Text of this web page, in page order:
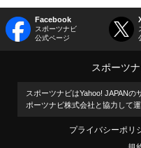
Facebook
スポーツナビ
公式ページ
スポーツ
スポーツナビはYahoo! JAPANの
ポーツナビ株式会社と協力して運
プライバシーポリ